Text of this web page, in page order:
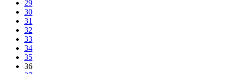
29
30
31
32
33
34
35
36